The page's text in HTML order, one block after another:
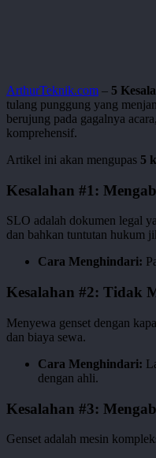
ArthurTeknik.com – 5
tulang punggung yang
berujung pada gagalnya
komprehensif.
Artikel ini akan mengupas 5
Kesalahan #1:
SLO adalah dokumen legal
dan bahkan tuntutan hukum
Cara Menghindari:
Kesalahan #2: Tidak
Menyewa genset dengan
dan biaya sewa.
Cara Menghindari:
dengan ahli.
Kesalahan #3:
Genset adalah mesin